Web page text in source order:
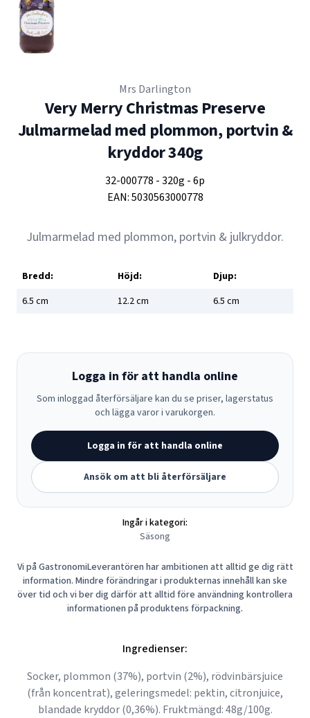
Mrs Darlington
Very Merry Christmas Preserve
Julmarmelad med plommon, portvin &
kryddor 340g
32-000778 -320g -6p
EAN:5030563000778
Julmarmelad med plommon, portvin & julkryddor.
Bredd: Höjd:
Djup:
6.5 cm 12.2cm 6.5 cm
Logga in för att handla online
Som inloggad återförsäljare kan du se priser, lagerstatus
och lägga varor i varukorgen.
Logga in för att handla online
Ansök om att bli återförsäljare
Ingår i kategori:
Säsong
Vi på GastronomiLeverantören har ambitionen att alltid ge dig rätt
information. Mindre förändringar i produkternas innehåll kan ske
över tid och vi ber dig därför att alltid före användning kontrollera
informationen på produktens förpackning.
Ingredienser:
Socker, plommon (37%), portvin (2%), rödvinbärsjuice
(från koncentrat), geleringsmedel: pektin, citronjuice,
blandade kryddor (0,36%). Fruktmängd: 48g/100g.